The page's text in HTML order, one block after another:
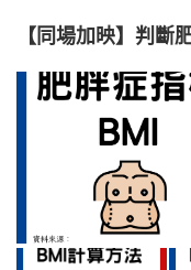
【同場加映】判斷